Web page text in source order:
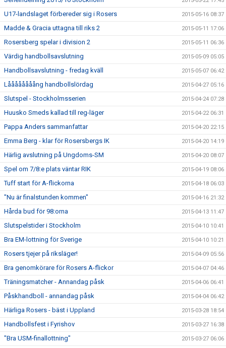
U17-landslaget förbereder sig i Rosers 2015-05-16 08:37
Madde & Gracia uttagna till riks 2 2015-05-11 17:06
Rosersberg spelar i division 2 2015-05-11 06:36
Värdig handbollsavslutning 2015-05-09 05:05
Handbollsavslutning - fredag kväll 2015-05-07 06:42
Låååååååång handbollslördag 2015-04-27 05:16
Slutspel - Stockholmsserien 2015-04-24 07:28
Huusko Smeds kallad till reg-läger 2015-04-22 06:31
Pappa Anders sammanfattar 2015-04-20 22:15
Emma Berg - klar för Rosersbergs IK 2015-04-20 14:19
Härlig avslutning på Ungdoms-SM 2015-04-20 08:07
Spel om 7/8:e plats väntar RIK 2015-04-19 08:06
Tuff start för A-flickorna 2015-04-18 06:03
"Nu är finalstunden kommen" 2015-04-16 21:32
Hårda bud för 98:orna 2015-04-13 11:47
Slutspelstider i Stockholm 2015-04-10 10:41
Bra EM-lottning för Sverige 2015-04-10 10:21
Rosers tjejer på riksläger! 2015-04-09 05:56
Bra genomkörare för Rosers A-flickor 2015-04-07 04:46
Träningsmatcher - Annandag påsk 2015-04-06 06:41
Påskhandboll - annandag påsk 2015-04-04 06:42
Härliga Rosers - bäst i Uppland 2015-03-28 18:54
Handbollsfest i Fyrishov 2015-03-27 16:38
"Bra USM-finallottning" 2015-03-27 06:06